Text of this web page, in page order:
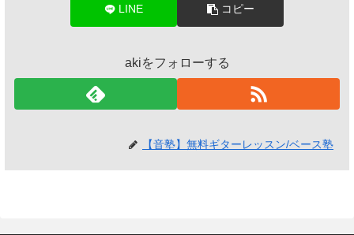
LINE コピー
akiをフォローする
【音塾】無料ギターレッスン/ベース塾